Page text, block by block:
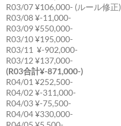
R03/07 ¥106,000- (ルール修正)
R03/08 ¥-11,000-
R03/09 ¥550,000-
R03/10 ¥195,000-
R03/11 ¥-902,000-
R03/12 ¥137,000-
(R03合計¥-871,000-)
R04/01 ¥252,500-
R04/02 ¥-311,000-
R04/03 ¥-75,500-
R04/04 ¥330,000-